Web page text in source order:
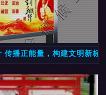
传播正能量，构建文明新标